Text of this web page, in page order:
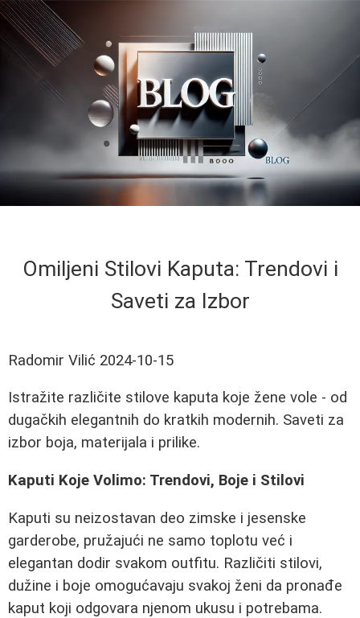
Omiljeni Stilovi Kaputa: Trendovi i
Saveti za Izbor
Radomir Vilić 2024-10-15
Istražite različite stilove kaputa koje žene vole - od
dugačkih elegantnih do kratkih modernih. Saveti za
izbor boja, materijala i prilike.
Kaputi Koje Volimo: Trendovi, Boje i Stilovi
Kaputi su neizostavan deo zimske i jesenske
garderobe, pružajući ne samo toplotu već i
elegantan dodir svakom outfitu. Različiti stilovi,
dužine i boje omogućavaju svakoj ženi da pronađe
kaput koji odgovara njenom ukusu i potrebama.